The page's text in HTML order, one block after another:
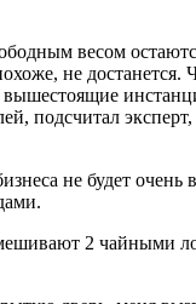
весом
не достанется.
подсчитал
не будет
2 чайными